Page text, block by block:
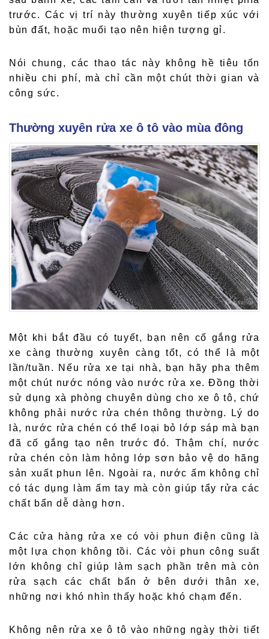
trước. Các vị trí này thường xuyên tiếp xúc với
bùn đất, hoặc muối tạo nên hiện tượng gỉ.
Nói chung, các thao tác này không hề tiêu tốn
nhiều chi phí, mà chỉ cần một chút thời gian và
công sức.
Thường xuyên rửa xe ô tô vào mùa đông
Một khi bắt đầu có tuyết, bạn nên cố gắng rửa
xe càng thường xuyên càng tốt, có thể là một
lần/tuần. Nếu rửa xe tại nhà, bạn hãy pha thêm
một chút nước nóng vào nước rửa xe. Đồng thời
sử dụng xà phòng chuyên dùng cho xe ô tô, chứ
không phải nước rửa chén thông thường. Lý do
là, nước rửa chén có thể loại bỏ lớp sáp mà bạn
đã cố gắng tạo nên trước đó. Thậm chí, nước
rửa chén còn làm hỏng lớp sơn bảo vệ do hãng
sản xuất phun lên. Ngoài ra, nước ấm không chỉ
có tác dụng làm ấm tay mà còn giúp tẩy rửa các
chất bẩn dễ dàng hơn.
Các cửa hàng rửa xe có vòi phun điện cũng là
một lựa chọn không tồi. Các vòi phun công suất
lớn không chỉ giúp làm sạch phần trên mà còn
rửa sạch các chất bẩn ở bên dưới thân xe,
những nơi khó nhìn thấy hoặc khó chạm đến.
Không nên rửa xe ô tô vào những ngày thời tiết